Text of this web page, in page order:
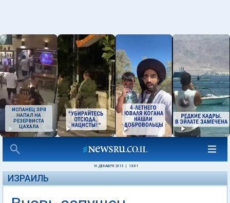
ИСПАНЕЦ ЗРЯ
НАПАЛ НА
РЕЗЕРВИСТА
ЦАХАЛА
16 ДЕКАБРЯ 2013 13:01
ИЗРАИЛЬ